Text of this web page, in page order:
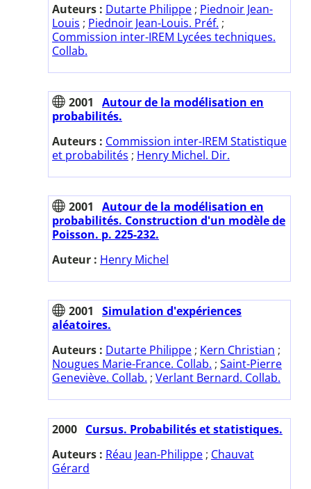
Auteurs : Dutarte Philippe ; Piednoir Jean-
Louis ; Piednoir Jean-Louis. Préf. ;
Commission inter-IREM Lycées techniques.
Collab.
2001
Autour de la modélisation en
probabilités.
Auteurs : Commission inter-IREM Statistique
et probabilités ; Henry Michel. Dir.
2001
Autour de la modélisation en
probabilités. Construction d'un modèle de
Poisson. p. 225-232.
Auteur : Henry Michel
2001
Simulation d'expériences
aléatoires.
Auteurs : Dutarte Philippe ; Kern Christian ;
Nougues Marie-France. Collab. ; Saint-Pierre
Geneviève. Collab. ; Verlant Bernard. Collab.
2000 Cursus. Probabilités et statistiques.
Auteurs : Réau Jean-Philippe ; Chauvat
Gérard